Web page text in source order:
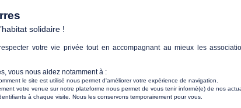
projets solidaires
Suivez-
solidaire !
votre vie privée tout en accompagnant au mieux les
vous nous aidez notamment à :
le site est utilisé nous permet d'améliorer votre expérience de navigation.
votre venue sur notre plateforme nous permet de vous tenir informé(e) de nos
à chaque visite. Nous les conservons temporairement pour vous.